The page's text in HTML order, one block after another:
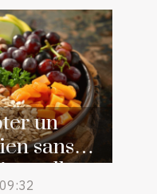
un
sans